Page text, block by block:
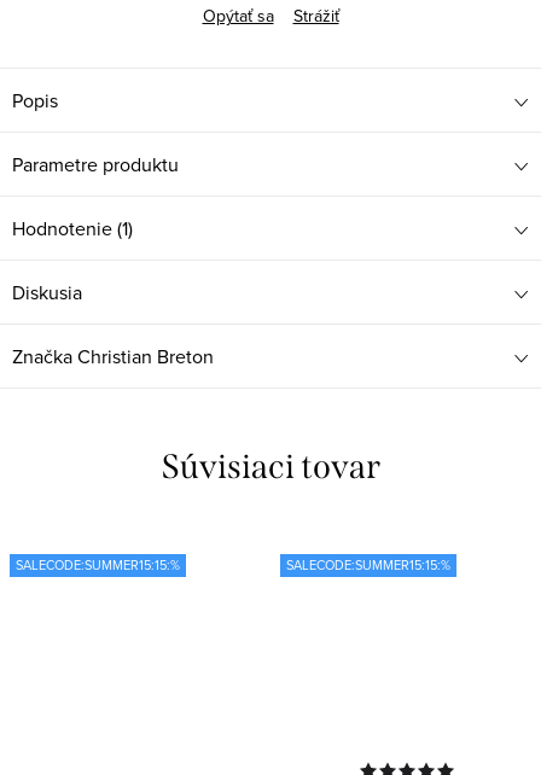
Opýtať sa
Strážiť
Popis
Parametre produktu
Hodnotenie (1)
Diskusia
ZnačkaChristian Breton
Súvisiaci tovar
SALECODE:SUMMER15:15:% SALECODE:SUMMER15:15:%